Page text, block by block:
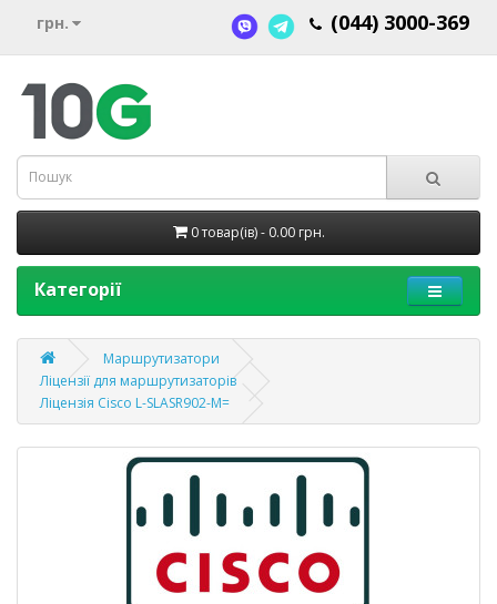
грн. (044) 3000-369
0 товар(ів) - 0.00 грн.
Категорії
Маршрутизатори
Ліцензії для маршрутизаторів
Ліцензія Cisco L-SLASR902-M=